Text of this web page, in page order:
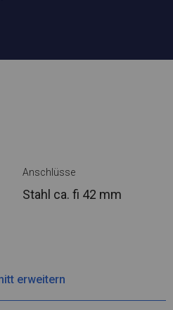
Anschlüsse
Stahl ca. fi 42 mm
erweitern